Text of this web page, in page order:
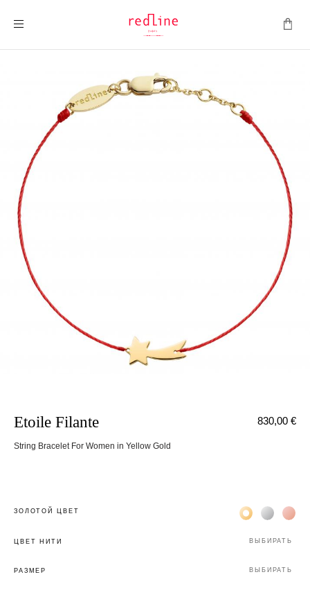
Etoile Filante
String Bracelet For Women in Yellow Gold
830,00 €
ЗОЛОТОЙ ЦВЕТ Жёлтое золото
Белое
ЦВЕТ НИТИ ВЫБИРАТЬ
РАЗМЕР ВЫБИРАТЬ